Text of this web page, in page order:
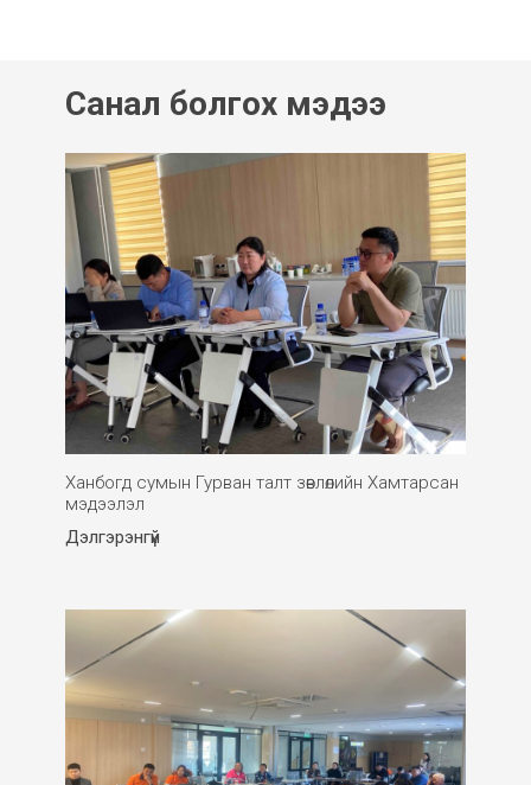
Санал болгох мэдээ
Ханбогд сумын Гурван талт зөвлөлийн Хамтарсан
мэдээлэл
Дэлгэрэнгүй